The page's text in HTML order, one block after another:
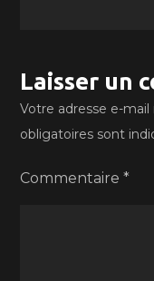
Laisser un
Votre adresse e-mail
obligatoires sont
Commentaire*